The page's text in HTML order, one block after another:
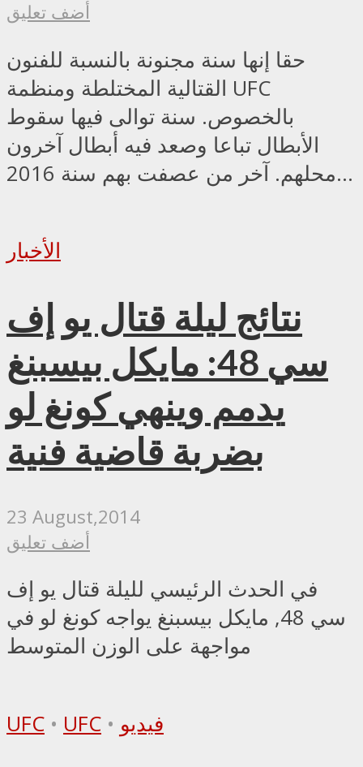
أضف تعليق
حقا إنها سنة مجنونة بالنسبة للفنون
القتالية المختلطة ومنظمة UFC
بالخصوص. سنة توالى فيها سقوط
الأبطال تباعا وصعد فيه أبطال آخرون
محلهم. آخر من عصفت بهم سنة 2016...
الأخبار
نتائج ليلة قتال يو إف
سي 48: مايكل بيسبنغ
يدمم وينهي كونغ لو
بضربة قاضية فنية
23 August,2014
أضف تعليق
في الحدث الرئيسي لليلة قتال يو إف
سي 48, مايكل بيسبنغ يواجه كونغ لو في
مواجهة على الوزن المتوسط
UFC • UFC • فيديو